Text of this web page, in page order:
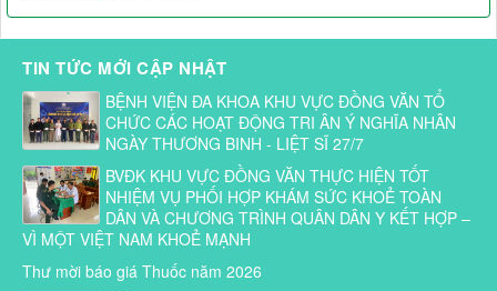
TIN TỨC MỚI CẬP NHẬT
BỆNH VIỆN ĐA KHOA KHU VỰC ĐỒNG VĂN TỔ
CHỨC CÁC HOẠT ĐỘNG TRI ÂN Ý NGHĨA NHÂN
NGÀY THƯƠNG BINH - LIỆT SĨ 27/7
BVĐK KHU VỰC ĐỒNG VĂN THỰC HIỆN TỐT
NHIỆM VỤ PHỐI HỢP KHÁM SỨC KHOẺ TOÀN
DÂN VÀ CHƯƠNG TRÌNH QUÂN DÂN Y KẾT HỢP –
VÌ MỘT VIỆT NAM KHOẺ MẠNH
Thư mời báo giá Thuốc năm 2026